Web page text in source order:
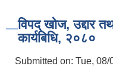
विपद् खोज, उद्दार
कार्यबिधि, २०८०
Submitted on: Tue, 08/